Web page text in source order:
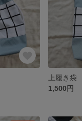
上履き袋
1,500円